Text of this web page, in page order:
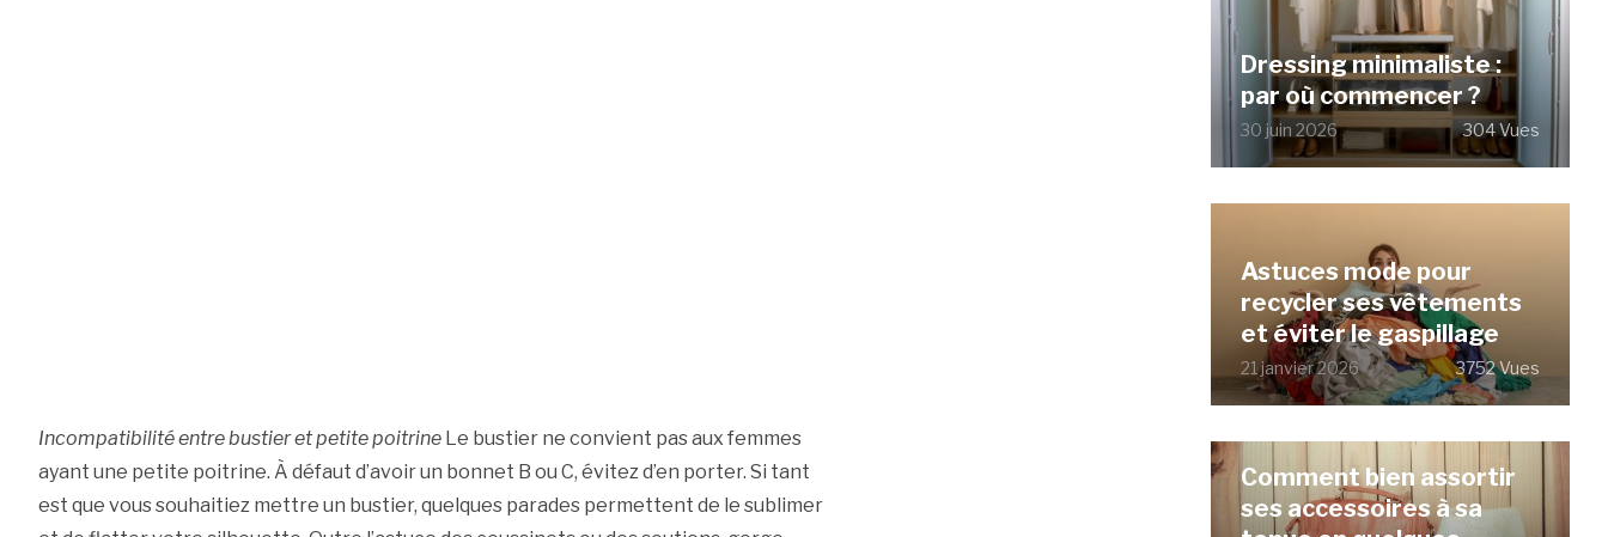
Incompatibilité entre bustier et petite poitrineLe bustier ne convient pas aux femmes
ayant une petite poitrine. À défaut d’avoir un bonnet B ou C, évitez d’en porter. Si tant
est que vous souhaitiez mettre un bustier, quelques parades permettent de le sublimer
Dressing minimaliste :
par où commencer ?
30 juin 2026 304 Vues
Astuces mode pour
recycler ses vêtements
et éviter le gaspillage
21 janvier 2026 3752 Vues
Comment bien assortir
ses accessoires à sa